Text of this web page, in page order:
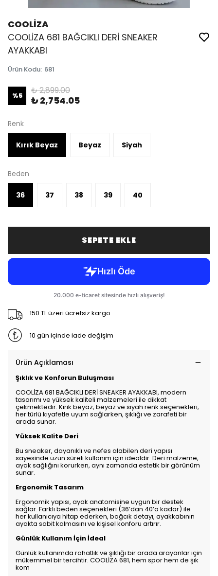
COOLİZA
COOLİZA 681 BAĞCIKLI DERİ SNEAKER
AYAKKABI
Ürün Kodu: 681
%5 ₺ 2,899.00
₺ 2,754.05
Renk
Kırık Beyaz Beyaz Siyah
Beden
36 37 38 39 40
SEPETE EKLE
150 TL üzeri ücretsiz kargo
10 gün içinde iade değişim
Ürün Açıklaması
Şıklık ve Konforun Buluşması
COOLİZA 681 BAĞCIKLI DERİ SNEAKER AYAKKABI, modern
tasarımı ve yüksek kaliteli malzemeleri ile dikkat
çekmektedir. Kırık beyaz, beyaz ve siyah renk seçenekleri,
her türlü kıyafetle uyum sağlarken, şıklığı ve zarafeti bir
arada sunar.
Yüksek Kalite Deri
Bu sneaker, dayanıklı ve nefes alabilen deri yapısı
sayesinde uzun süreli kullanım için idealdir. Deri malzeme,
ayak sağlığını korurken, aynı zamanda estetik bir görünüm
sunar.
Ergonomik Tasarım
Ergonomik yapısı, ayak anatomisine uygun bir destek
sağlar. Farklı beden seçenekleri (36’dan 40’a kadar) ile
her kullanıcıya hitap ederken, bağcık detayı, ayakkabının
ayakta sabit kalmasını ve kişisel konforu artırır.
Günlük Kullanım İçin İdeal
Günlük kullanımda rahatlık ve şıklığı bir arada arayanlar için
mükemmel bir tercihtir. COOLİZA 681, hem spor hem de şık
kom